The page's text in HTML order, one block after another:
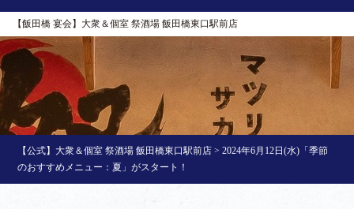
【飯田橋 宴会】大衆＆個室 祭酒場 飯田橋東口駅前店
【公式】大衆＆個室 祭酒場 飯田橋東口駅前店 >2024年6月12日(水)「季節
のおすすめメニュー：夏」がスタート！